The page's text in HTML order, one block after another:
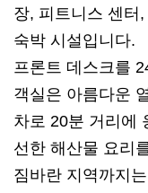
장, 피트니스 센터
숙박 시설입니다.
프론트 데스크를
객실은 아름다운
차로 20분 거리에
선한 해산물 요리
짐바란 지역까지